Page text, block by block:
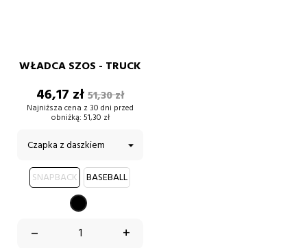
WŁADCA SZOS - TRUCK
Cena
46,17 złCena
podstawowa
51,30 zł
Najniższa cena z 30 dni przed
obniżką: 51,30 zł
SNAPBACK
BASEBALL
CZARNY
– +